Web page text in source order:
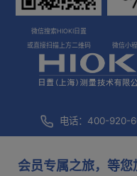
会员专属之旅，等您
微信搜索HIOKI日置
或直接扫描上方二维码
微信小
电话：400-920-
市场部邮箱：